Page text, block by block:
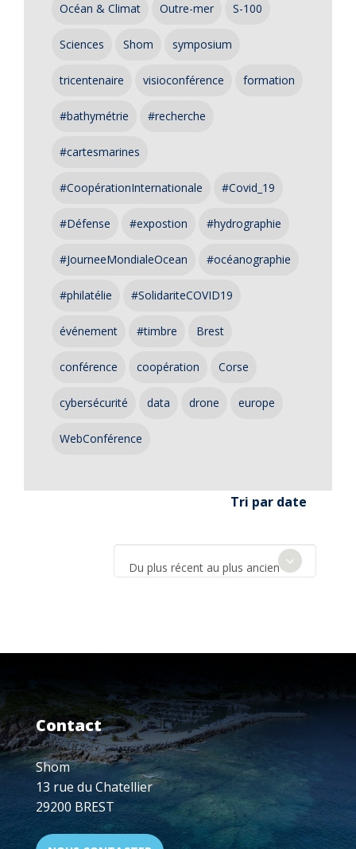
Océan & Climat Outre-mer S-100
Sciences Shom symposium
tricentenaire visioconférence formation
#bathymétrie #recherche
#cartesmarines
#CoopérationInternationale #Covid_19
#Défense #expostion #hydrographie
#JourneeMondialeOcean #océanographie
#philatélie #SolidariteCOVID19
événement #timbre Brest
conférence coopération Corse
cybersécurité data drone europe
WebConférence
Tri par date
Du plus récent au plus ancien
Contact
Shom
13 rue du Chatellier
29200 BREST